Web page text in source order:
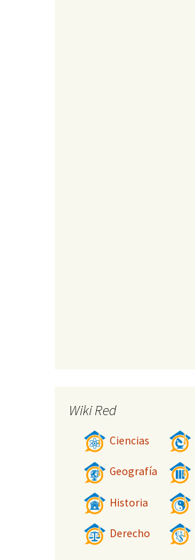
Wiki Red
Ciencias
Geografía
Historia
Derecho